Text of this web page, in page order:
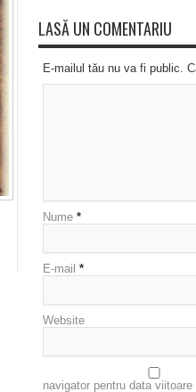
LASĂ UN COMENTARIU
E-mailul tău nu va fi public.
Nume *
E-mail *
Website
navigator pentru data